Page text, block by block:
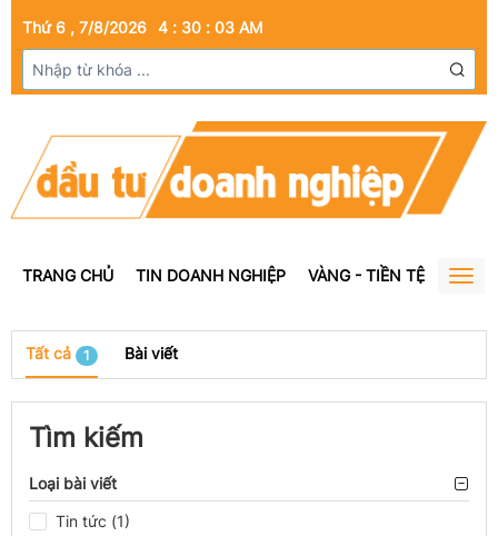
Thứ 6 , 7/8/2026 4 : 30 : 03 AM
TRANG CHỦ TIN DOANH NGHIỆP VÀNG - TIỀN TỆ BẤT
Tất cả 1 Bài viết
Tìm kiếm
Loại bài viết
Tin tức (1)